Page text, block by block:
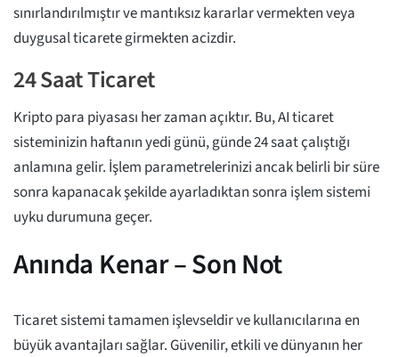
sınırlandırılmıştır ve mantıksız kararlar vermekten veya
duygusal ticarete girmekten acizdir.
24 Saat Ticaret
Kripto para piyasası her zaman açıktır. Bu, AI ticaret
sisteminizin haftanın yedi günü, günde 24 saat çalıştığı
anlamına gelir. İşlem parametrelerinizi ancak belirli bir süre
sonra kapanacak şekilde ayarladıktan sonra işlem sistemi
uyku durumuna geçer.
Anında Kenar – Son Not
Ticaret sistemi tamamen işlevseldir ve kullanıcılarına en
büyük avantajları sağlar. Güvenilir, etkili ve dünyanın her